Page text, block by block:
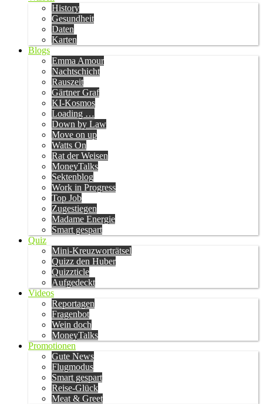
History
Gesundheit
Daten
Karten
Blogs
Emma Amour
Nachtschicht
Rauszeit
Gärtner Graf
KI-Kosmos
Loading …
Down by Law
Move on up
Watts On
Rat der Weisen
MoneyTalks
Sektenblog
Work in Progress
Top Job
Zugestiegen
Madame Energie
Smart gespart
Quiz
Mini-Kreuzworträtsel
Quizz den Huber
Quizzticle
Aufgedeckt
Videos
Reportagen
Fragenbot
Wein doch
MoneyTalks
Promotionen
Gute News
Flugmodus
Smart gespart
Reise-Glück
Meat & Greet